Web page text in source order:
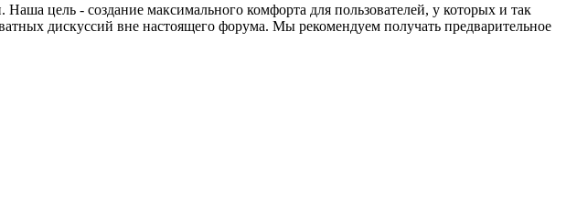
цель - создание максимального комфорта для пользователей, у которых и так
дискуссий вне настоящего форума. Мы рекомендуем получать предварительное